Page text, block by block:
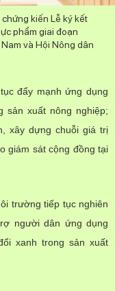
kiến Lễ ký kết
phẩm giai đoạn
và Hội Nông dân
đẩy mạnh ứng dụng
sản xuất nông nghiệp;
xây dựng chuỗi giá trị
giám sát cộng đồng tại
trường tiếp tục nghiên
người dân ứng dụng
xanh trong sản xuất